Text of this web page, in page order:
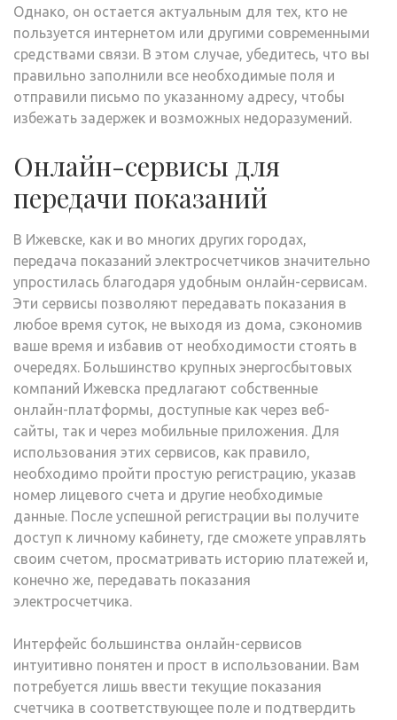
Однако, он остается актуальным для тех, кто не
пользуется интернетом или другими современными
средствами связи. В этом случае, убедитесь, что вы
правильно заполнили все необходимые поля и
отправили письмо по указанному адресу, чтобы
избежать задержек и возможных недоразумений.
Онлайн-сервисы для
передачи показаний
В Ижевске, как и во многих других городах,
передача показаний электросчетчиков значительно
упростилась благодаря удобным онлайн-сервисам.
Эти сервисы позволяют передавать показания в
любое время суток, не выходя из дома, сэкономив
ваше время и избавив от необходимости стоять в
очередях. Большинство крупных энергосбытовых
компаний Ижевска предлагают собственные
онлайн-платформы, доступные как через веб-
сайты, так и через мобильные приложения. Для
использования этих сервисов, как правило,
необходимо пройти простую регистрацию, указав
номер лицевого счета и другие необходимые
данные. После успешной регистрации вы получите
доступ к личному кабинету, где сможете управлять
своим счетом, просматривать историю платежей и,
конечно же, передавать показания
электросчетчика.
Интерфейс большинства онлайн-сервисов
интуитивно понятен и прост в использовании. Вам
потребуется лишь ввести текущие показания
счетчика в соответствующее поле и подтвердить